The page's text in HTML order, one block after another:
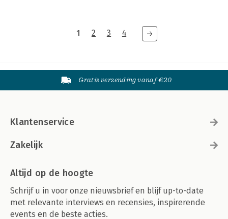
1 2 3 4
Gratis verzending vanaf €20
Klantenservice
Zakelijk
Altijd op de hoogte
Schrijf u in voor onze nieuwsbrief en blijf up-to-date
met relevante interviews en recensies, inspirerende
events en de beste acties.